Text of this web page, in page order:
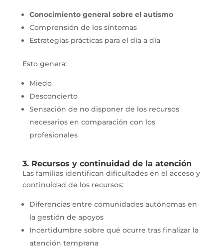
Conocimiento general sobre el autismo
Comprensión de los síntomas
Estrategias prácticas para el día a día
Esto genera:
Miedo
Desconcierto
Sensación de no disponer de los recursos
necesarios en comparación con los
profesionales
3. Recursos y continuidad de la atención
Las familias identifican dificultades en el acceso y
continuidad de los recursos:
Diferencias entre comunidades autónomas en
la gestión de apoyos
Incertidumbre sobre qué ocurre tras finalizar la
atención temprana